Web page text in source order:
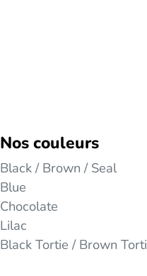
Nos couleurs
Black / Brown / Seal
Blue
Chocolate
Lilac
Black Tortie / Brown